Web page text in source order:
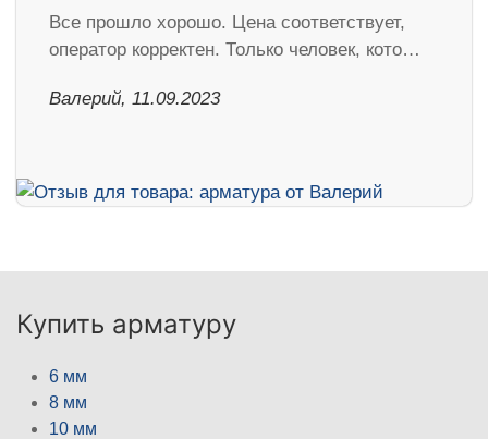
Все прошло хорошо. Цена соответствует,
оператор корректен. Только человек, кото…
Валерий, 11.09.2023
Купить арматуру
6 мм
8 мм
10 мм